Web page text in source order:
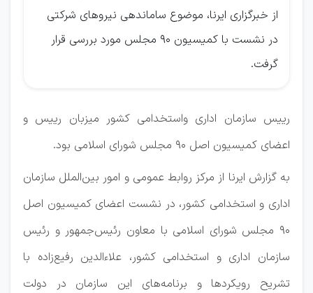
از خبرگزاری ایرنا، موضوع ساماندهی نیروهای شرکتی
در نشست با کمیسیون ۹۰ مجلس مورد بررسی قرار
گرفت.
رییس سازمان اداری واستخدامی کشور میزبان رییس و
اعضای کمیسیون اصل ۹۰ مجلس شورای اسلامی بود.
به گزارش ایرنا از مرکز روابط عمومی و امور بین‌الملل سازمان
اداری و استخدامی کشور، در نشست اعضای کمیسیون اصل
۹۰ مجلس شورای اسلامی با معاون رئیس‌جمهور و رئیس
سازمان اداری و استخدامی کشور، علاءالدین رفیع‌زاده با
تشریح رویکردها و برنامه‌های این سازمان در دولت